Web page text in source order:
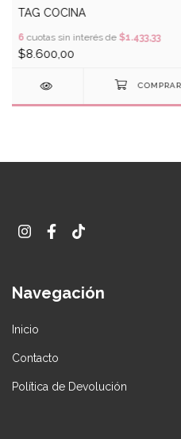
TAG COCINA
6 cuotas sin interés de $1.433,33
$8.600,00
Navegación
Inicio
Contacto
Política de Devolución